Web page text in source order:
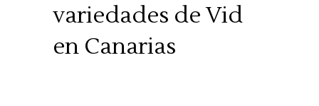
variedades de Vid
en Canarias